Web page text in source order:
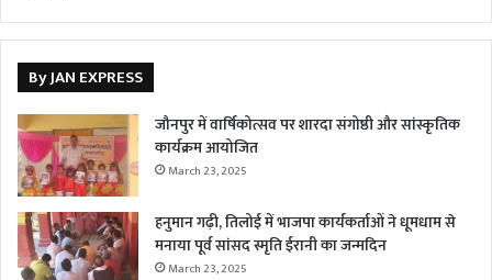
By JAN EXPRESS
जौनपुर में वार्षिकोत्सव पर शारदा संगोष्ठी और सांस्कृतिक
कार्यक्रम आयोजित
March 23, 2025
हनुमान गढ़ी, तिलोई में भाजपा कार्यकर्ताओं ने धूमधाम से
मनाया पूर्व सांसद स्मृति ईरानी का जन्मदिन
March 23, 2025